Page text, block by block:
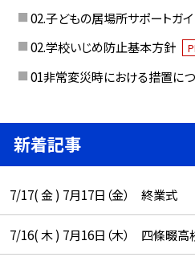
02.子どもの居場所サポートガイ
02.学校いじめ防止基本方針
01非常変災時における措置に
新着記事
7/17( 金 ) 7月17日（金） 終業式
7/16( 木 ) 7月16日（木） 四條畷高